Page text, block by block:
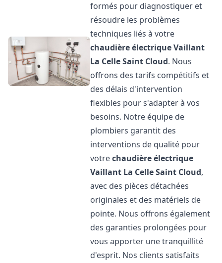
formés pour diagnostiquer et
résoudre les problèmes
techniques liés à votre
chaudière électrique Vaillant
La Celle Saint Cloud. Nous
offrons des tarifs compétitifs et
des délais d'intervention
flexibles pour s'adapter à vos
besoins. Notre équipe de
plombiers garantit des
interventions de qualité pour
votrechaudière électrique
Vaillant La Celle Saint Cloud,
avec des pièces détachées
originales et des matériels de
pointe. Nous offrons également
des garanties prolongées pour
vous apporter une tranquillité
d'esprit. Nos clients satisfaits